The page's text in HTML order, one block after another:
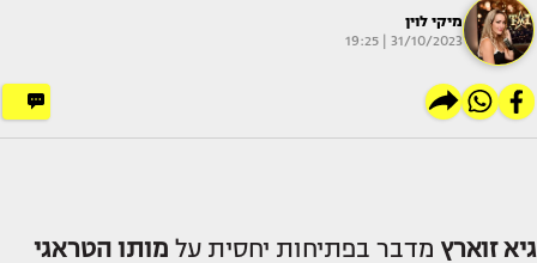
מיקי לוין
31/10/2023 | 19:25
גיא זוארץ מדבר בפתיחות יחסית על מותו הטראגי